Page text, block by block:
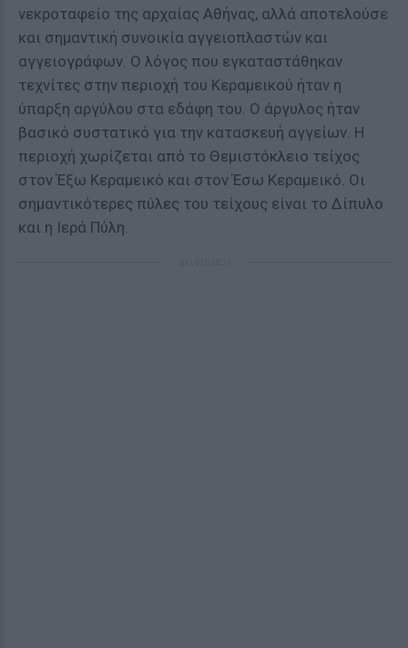
νεκροταφείο της αρχαίας Αθήνας, αλλά αποτελούσε
και σημαντική συνοικία αγγειοπλαστών και
αγγειογράφων. Ο λόγος που εγκαταστάθηκαν
τεχνίτες στην περιοχή του Κεραμεικού ήταν η
ύπαρξη αργύλου στα εδάφη του. Ο άργυλος ήταν
βασικό συστατικό για την κατασκευή αγγείων. Η
περιοχή χωρίζεται από το Θεμιστόκλειο τείχος
στον Έξω Κεραμεικό και στον Έσω Κεραμεικό. Οι
σημαντικότερες πύλες του τείχους είναι το Δίπυλο
και η Ιερά Πύλη.